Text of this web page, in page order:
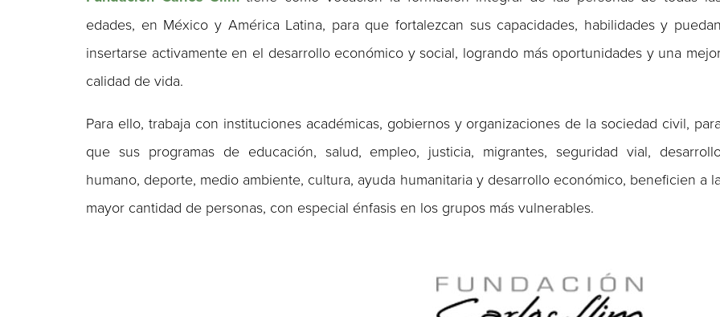
edades, en México y América Latina, para que fortalezcan sus capacidades, habilidades y
insertarse activamente en el desarrollo económico y social, logrando más oportunidades y una
calidad de vida.
Para ello, trabaja con instituciones académicas, gobiernos y organizaciones de la sociedad civil,
que sus programas de educación, salud, empleo, justicia, migrantes, seguridad vial,
humano, deporte, medio ambiente, cultura, ayuda humanitaria y desarrollo económico, beneficien a
mayor cantidad de personas, con especial énfasis en los grupos más vulnerables.